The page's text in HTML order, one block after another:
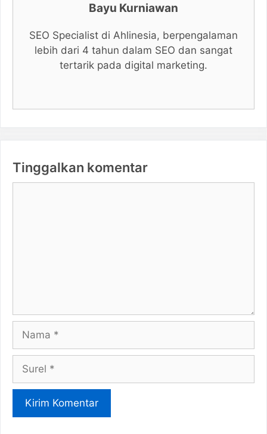
Bayu Kurniawan
SEO Specialist di Ahlinesia, berpengalaman
lebih dari 4 tahun dalam SEO dan sangat
tertarik pada digital marketing.
Tinggalkan komentar